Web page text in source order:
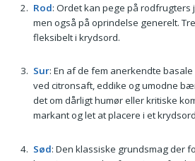
Rod: Ordet kan pege på rodfrugters
men også på oprindelse generelt.
fleksibelt i krydsord.
Sur: En af de fem anerkendte
ved citronsaft, eddike og umodne
det om dårligt humør eller kritiske
markant og let at placere i et
Sød: Den klassiske grundsmag der